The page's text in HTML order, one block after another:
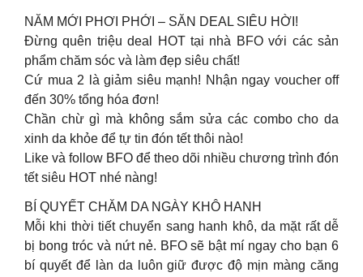
NĂM MỚI PHƠI PHỚI – SĂN DEAL SIÊU HỜI!
Đừng quên triệu deal HOT tại nhà BFO với các sản
phẩm chăm sóc và làm đẹp siêu chất!
Cứ mua 2 là giảm siêu mạnh! Nhận ngay voucher off
đến 30% tổng hóa đơn!
Chần chừ gì mà không sắm sửa các combo cho da
xinh da khỏe để tự tin đón tết thôi nào!
Like và follow BFO để theo dõi nhiều chương trình đón
tết siêu HOT nhé nàng!
BÍ QUYẾT CHĂM DA NGÀY KHÔ HANH
Mỗi khi thời tiết chuyển sang hanh khô, da mặt rất dễ
bị bong tróc và nứt nẻ. BFO sẽ bật mí ngay cho bạn 6
bí quyết để làn da luôn giữ được độ mịn màng căng